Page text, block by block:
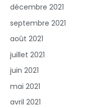
décembre 2021
septembre 2021
août 2021
juillet 2021
juin 2021
mai 2021
avril 2021